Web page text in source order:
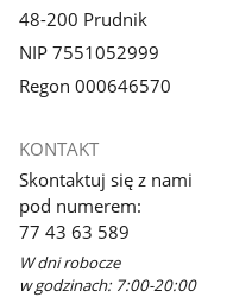
48-200 Prudnik
NIP 7551052999
Regon 000646570
KONTAKT
Skontaktuj się z nami
pod numerem:
77 43 63 589
W dni robocze
w godzinach: 7:00-20:00